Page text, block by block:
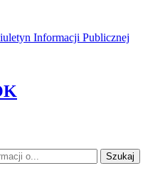
Informacji Publicznej
Szukaj